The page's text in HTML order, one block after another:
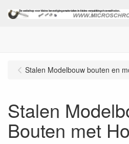
Stalen Modelbouw bouten en
Stalen
Bouten met